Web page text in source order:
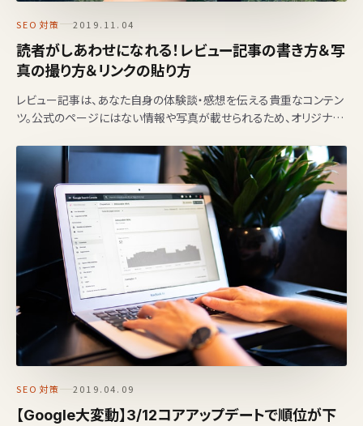
SEO対策 2019.11.04
読者がしあわせになれる！レビュー記事の書き方＆写
真の撮り方＆リンクの貼り方
レビュー記事は、あなた自身の体験談・感想を伝える貴重なコンテン
ツ。公式のページにはない情報や写真が載せられるため、オリジナル
SEO対策 2019.04.09
【Google大変動】3/12コアアップデートで順位が下